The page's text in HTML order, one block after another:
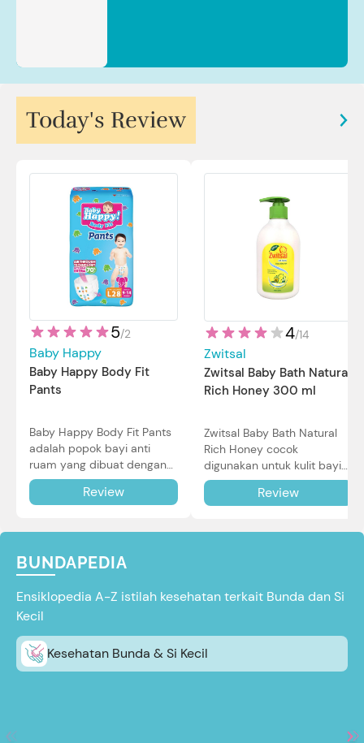
Today's Review
5/2
Baby Happy
Baby Happy Body Fit
Pants
Baby Happy Body Fit Pants
adalah popok bayi anti
ruam yang dibuat dengan
teknologi Air Through
Technology.Review
4/14
Zwitsal
Zwitsal Baby Bath Natural
Rich Honey 300 ml
Zwitsal Baby Bath Natural
Rich Honey cocok
digunakan untuk kulit bayi
baru lahir bahkan kulit
sensitif sekalipun. Simak
Review
BUNDAPEDIA
Ensiklopedia A-Z istilah kesehatan terkait Bunda dan Si
Kecil
Kesehatan Bunda & Si Kecil